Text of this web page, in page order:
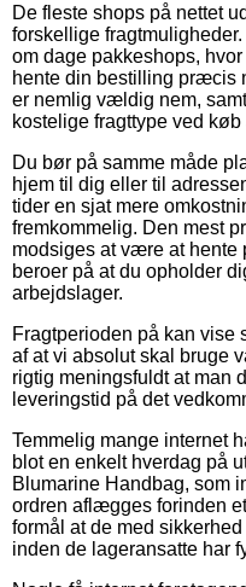
De fleste shops på nettet
forskellige
om dage pakkeshops,
hente din bestilling præcis
er nemlig vældig nem,
kostelige fragttype ved
Du bør på samme måde
hjem til dig eller til
tider en sjat mere
fremkommelig. Den mest
modsiges at være at hente
beroer på at du opholder
arbejdslager.
Fragtperioden på kan
af at vi absolut skal bruge
rigtig meningsfuldt at man
leveringstid på det
Temmelig mange internet
blot en enkelt hverdag på
Blumarine Handbag, som
ordren aflægges forinden
formål at de med
inden de lageransatte har